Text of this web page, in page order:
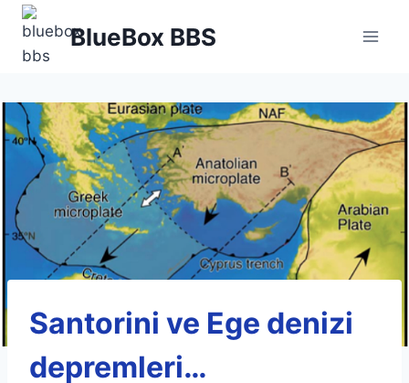
Skip
content
BlueBox BBS
Santorini ve Ege denizi
depremleri…